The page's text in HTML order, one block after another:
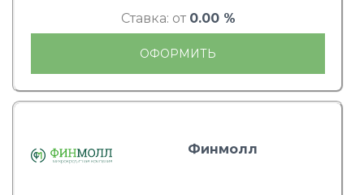
Ставка: от 0.00 %
ОФОРМИТЬ
Финмолл